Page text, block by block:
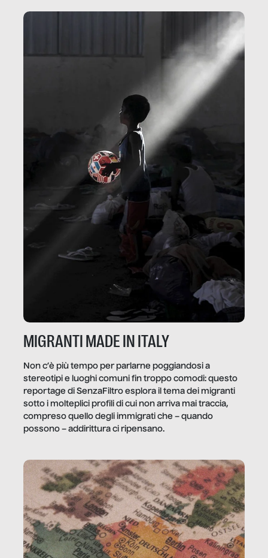
MIGRANTI MADE IN ITALY
Non c’è più tempo per parlarne poggiandosi a
stereotipi e luoghi comuni fin troppo comodi: questo
reportage di SenzaFiltro esplora il tema dei migranti
sotto i molteplici profili di cui non arriva mai traccia,
compreso quello degli immigrati che – quando
possono – addirittura ci ripensano.